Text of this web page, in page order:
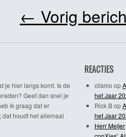
← Vorig
je hier langs komt. Is de
Geef dan snel je
ik graag dat er
houdt het allemaal
REACTIES
clismo op
het Jaar
Rick Bop
het Jaar
Herr Meijer